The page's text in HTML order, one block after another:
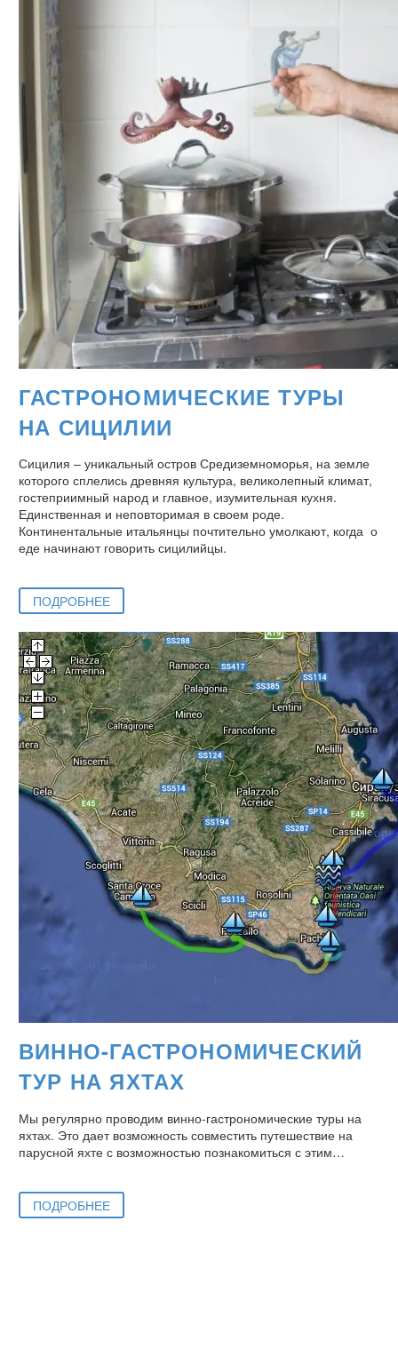
ГАСТРОНОМИЧЕСКИЕ ТУРЫ
НА СИЦИЛИИ
Сицилия – уникальный остров Средиземноморья, на земле
которого сплелись древняя культура, великолепный климат,
гостеприимный народ и главное, изумительная кухня.
Единственная и неповторимая в своем роде.
Континентальные итальянцы почтительно умолкают, когда о
еде начинают говорить сицилийцы.
ПОДРОБНЕЕ
ВИННО-ГАСТРОНОМИЧЕСКИЙ
ТУР НА ЯХТАХ
Мы регулярно проводим винно-гастрономические туры на
яхтах. Это дает возможность совместить путешествие на
парусной яхте с возможностью познакомиться с этим…
ПОДРОБНЕЕ